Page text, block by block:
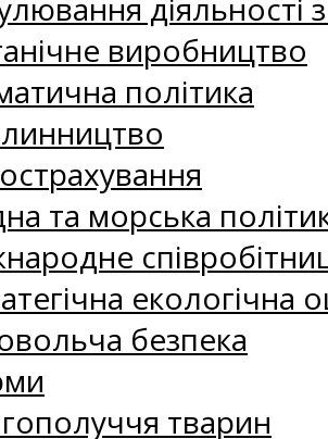
виробництво
політика
та морська
екологічна
безпека
тварин